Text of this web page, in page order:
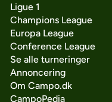
Ligue 1
Champions League
Europa League
Conference League
Se alle turneringer
Annoncering
Om Campo.dk
CampoPedia